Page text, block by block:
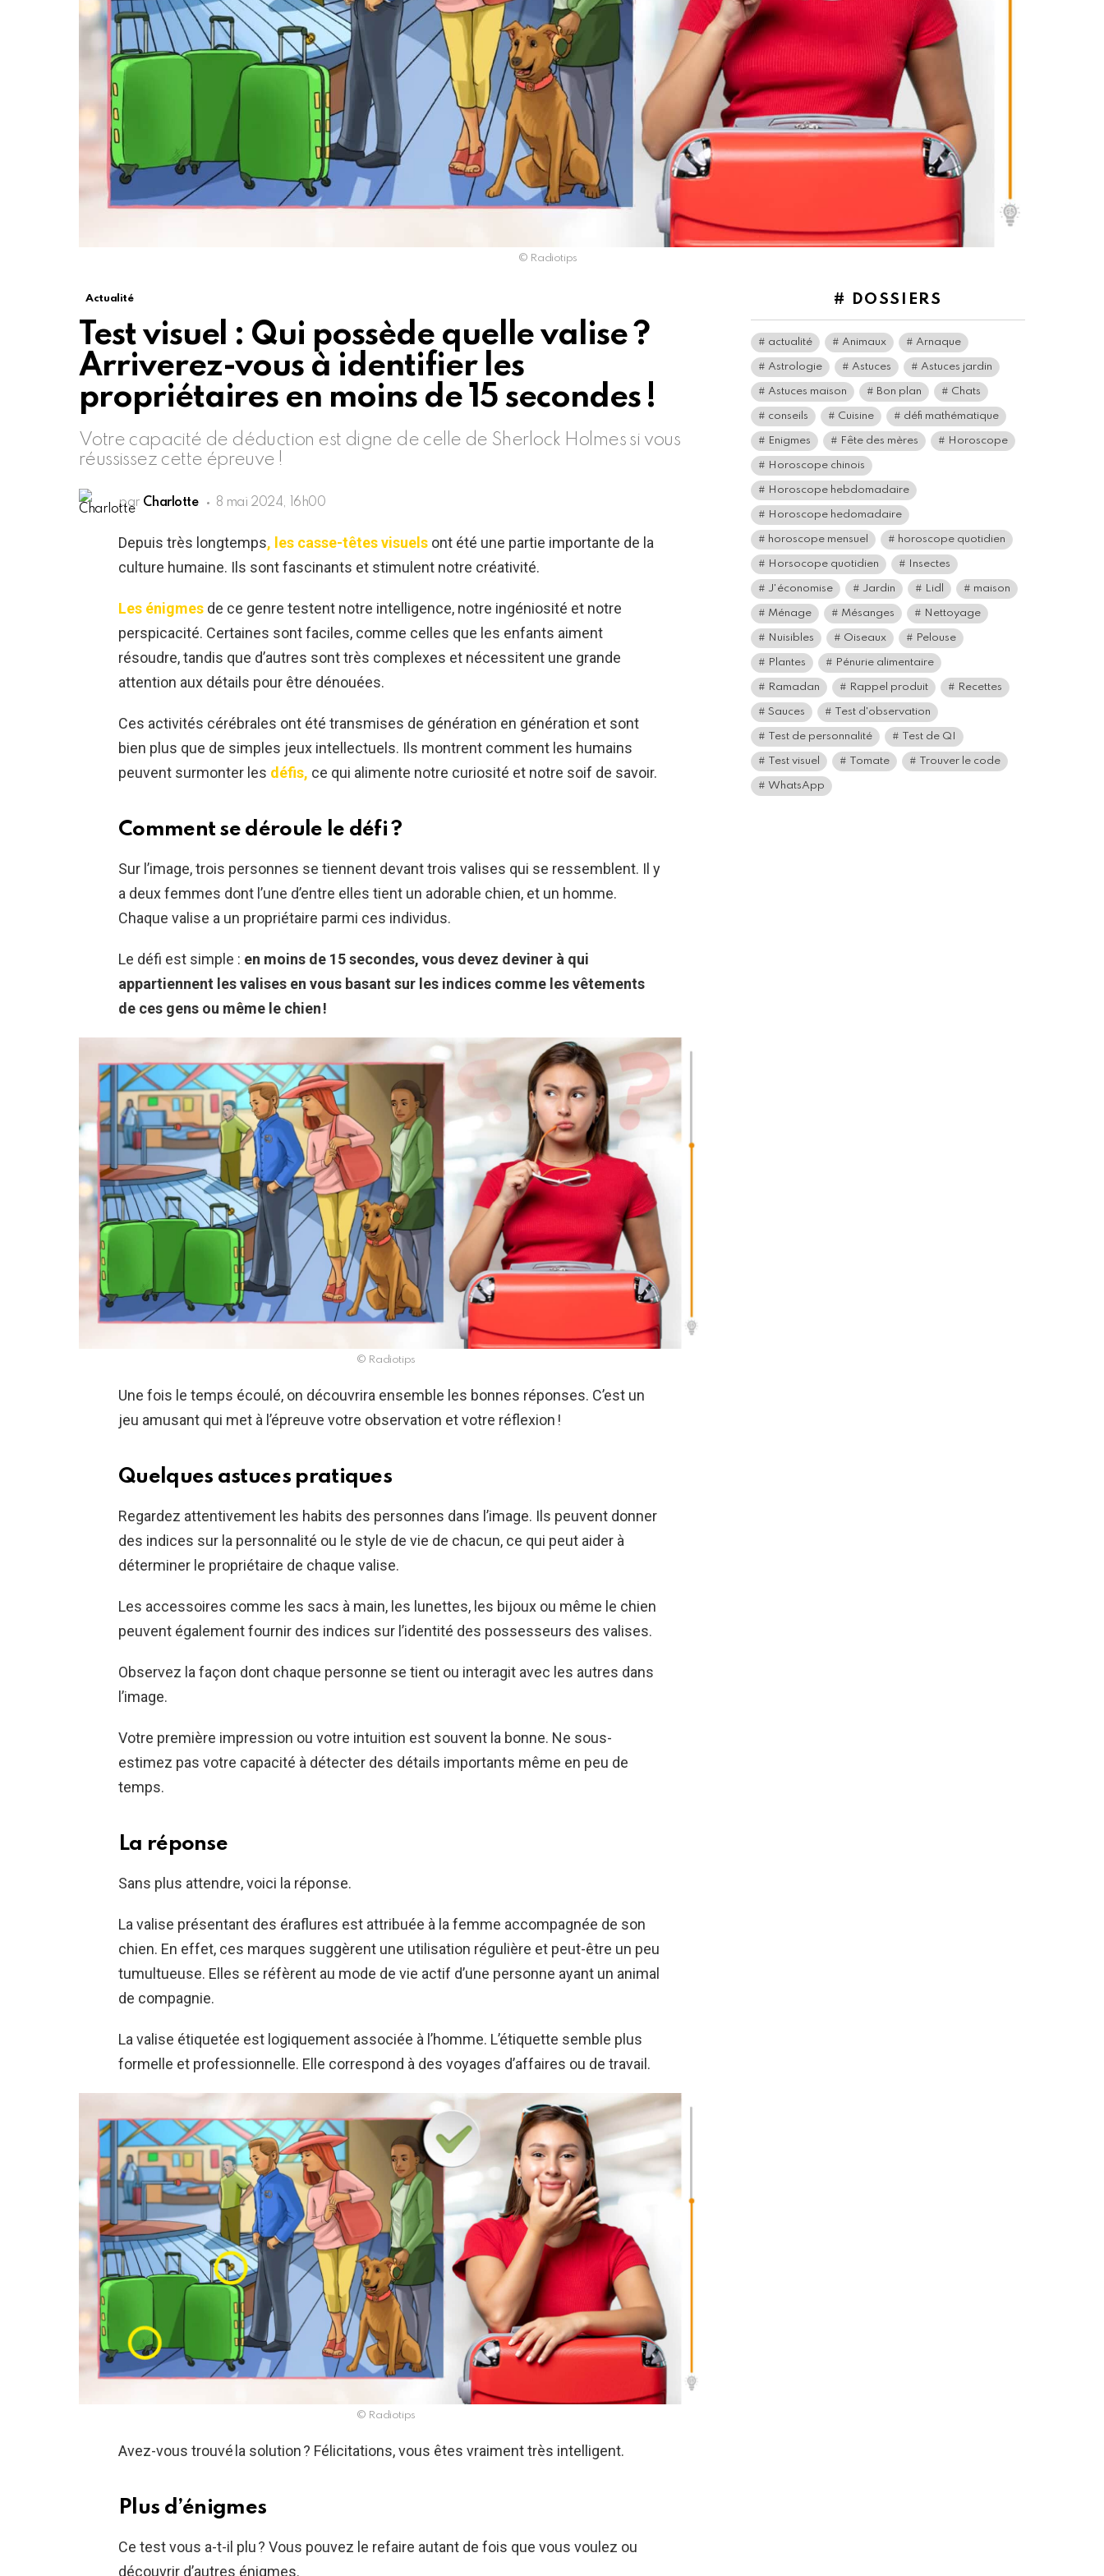
© Radiotips
Actualité
Test visuel : Qui possède quelle valise ?
Arriverez-vous à identifier les
propriétaires en moins de 15 secondes !
Votre capacité de déduction est digne de celle de Sherlock Holmes si vous
réussissez cette épreuve !
par Charlotte 8 mai 2024, 16h00
Depuis très longtemps, les casse-têtes visuels ont été une partie importante de la
culture humaine. Ils sont fascinants et stimulent notre créativité.
Les énigmes de ce genre testent notre intelligence, notre ingéniosité et notre
perspicacité. Certaines sont faciles, comme celles que les enfants aiment
résoudre, tandis que d’autres sont très complexes et nécessitent une grande
attention aux détails pour être dénouées.
Ces activités cérébrales ont été transmises de génération en génération et sont
bien plus que de simples jeux intellectuels. Ils montrent comment les humains
peuvent surmonter les défis, ce qui alimente notre curiosité et notre soif de savoir.
Comment se déroule le défi ?
Sur l’image, trois personnes se tiennent devant trois valises qui se ressemblent. Il y
a deux femmes dont l’une d’entre elles tient un adorable chien, et un homme.
Chaque valise a un propriétaire parmi ces individus.
Le défi est simple : en moins de 15 secondes, vous devez deviner à qui
appartiennent les valises en vous basant sur les indices comme les vêtements
de ces gens ou même le chien !
© Radiotips
Une fois le temps écoulé, on découvrira ensemble les bonnes réponses. C’est un
jeu amusant qui met à l’épreuve votre observation et votre réflexion !
Quelques astuces pratiques
Regardez attentivement les habits des personnes dans l’image. Ils peuvent donner
des indices sur la personnalité ou le style de vie de chacun, ce qui peut aider à
déterminer le propriétaire de chaque valise.
Les accessoires comme les sacs à main, les lunettes, les bijoux ou même le chien
peuvent également fournir des indices sur l’identité des possesseurs des valises.
Observez la façon dont chaque personne se tient ou interagit avec les autres dans
l’image.
Votre première impression ou votre intuition est souvent la bonne. Ne sous-
estimez pas votre capacité à détecter des détails importants même en peu de
temps.
La réponse
Sans plus attendre, voici la réponse.
La valise présentant des éraflures est attribuée à la femme accompagnée de son
chien. En effet, ces marques suggèrent une utilisation régulière et peut-être un peu
tumultueuse. Elles se réfèrent au mode de vie actif d’une personne ayant un animal
de compagnie.
La valise étiquetée est logiquement associée à l’homme. L’étiquette semble plus
formelle et professionnelle. Elle correspond à des voyages d’affaires ou de travail.
© Radiotips
Avez-vous trouvé la solution ? Félicitations, vous êtes vraiment très intelligent.
Plus d’énigmes
Ce test vous a-t-il plu ? Vous pouvez le refaire autant de fois que vous voulez ou
découvrir d’autres énigmes.
# DOSSIERS
actualité Animaux Arnaque
Astrologie Astuces Astuces jardin
Astuces maison Bon plan Chats
conseils Cuisine défi mathématique
Enigmes Fête des mères Horoscope
Horoscope chinois
Horoscope hebdomadaire
Horoscope hedomadaire
horoscope mensuel horoscope quotidien
Horsocope quotidien Insectes
J'économise Jardin Lidl maison
Ménage Mésanges Nettoyage
Nuisibles Oiseaux Pelouse
Plantes Pénurie alimentaire
Ramadan Rappel produit Recettes
Sauces Test d'observation
Test de personnalité Test de QI
Test visuel Tomate Trouver le code
WhatsApp